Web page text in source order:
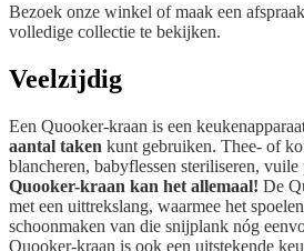
Bezoek onze winkel of maak een
volledige collectie te bekijken.
Veelzijdig
Een Quooker-kraan is een
aantal taken kunt gebruiken. Thee- of
blancheren, babyflessen steriliseren, vuile
Quooker-kraan kan het allemaal! De
met een uittrekslang, waarmee het
schoonmaken van die snijplank nóg
Quooker-kraan is ook een uitstekende